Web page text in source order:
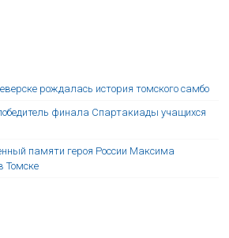
рождалась история томского самбо
финала Спартакиады учащихся
памяти героя России Максима
Томске